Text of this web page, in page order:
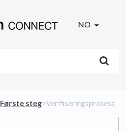
NO
​Første steg​>​ Verifiseringsprosess